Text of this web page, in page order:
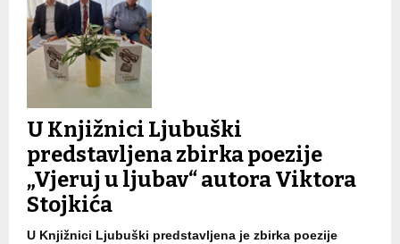
U Knjižnici Ljubuški
predstavljena zbirka poezije
„Vjeruj u ljubav“ autora Viktora
Stojkića
U Knjižnici Ljubuški predstavljena je zbirka poezije